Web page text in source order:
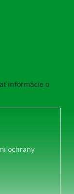
informácie o
ochrany